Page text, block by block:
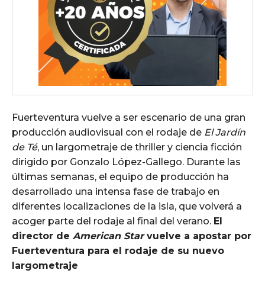
Fuerteventura vuelve a ser escenario de una gran
producción audiovisual con el rodaje de El Jardín
de Té, un largometraje de thriller y ciencia ficción
dirigido por Gonzalo López-Gallego. Durante las
últimas semanas, el equipo de producción ha
desarrollado una intensa fase de trabajo en
diferentes localizaciones de la isla, que volverá a
acoger parte del rodaje al final del verano. El
director de American Starvuelve a apostar por
Fuerteventura para el rodaje de su nuevo
largometraje